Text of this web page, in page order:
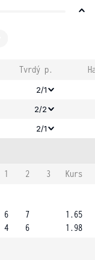
Tvrdý p.
2/1
2/2
2/1
1 2 3
Kurs
6
4
7
6
1.65
1.98